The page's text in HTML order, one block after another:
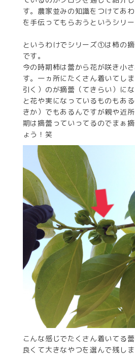
す。農家並みの知識をつけてあ
を手伝ってもらおうというシリ
というわけでシリーズ①は柿の
です。
今の時期柿は蕾から花が咲き小
す。一ヵ所にたくさん着いてし
引く）のが摘蕾（てきらい）に
と花や実になっているものもあ
きか）でもあるんですが親や近
期は摘蕾っていってるのでまぁ
ょう！笑
こんな感じでたくさん着いてる
良くて大きなやつを選んで残し